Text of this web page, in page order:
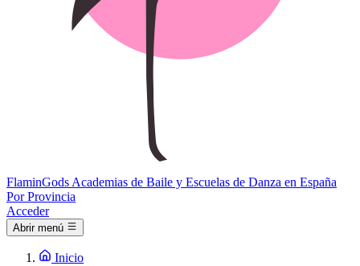
FlaminGods Academias de Baile y Escuelas de Danza en España
Por Provincia
Acceder
Abrir menú
Inicio